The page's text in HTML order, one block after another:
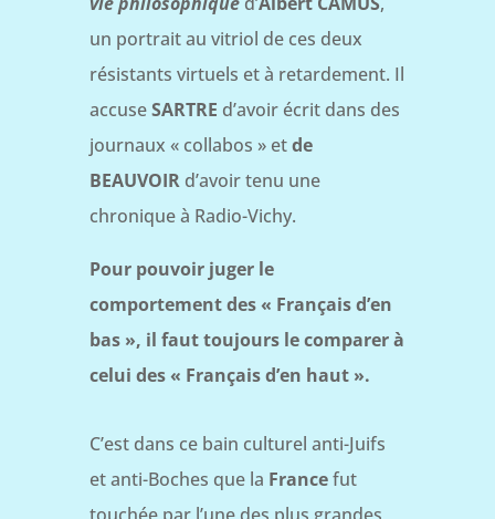
un portrait au vitriol de ces deux
résistants virtuels et à retardement. Il
accuseSARTRE d’avoir écrit dans des
journaux « collabos » etde
BEAUVOIRd’avoir tenu une
chronique à Radio-Vichy.
Pour pouvoir juger le
comportement des « Français d’en
bas », il faut toujours le comparer à
celui des « Français d’en haut ».
C’est dans ce bain culturel anti-Juifs
et anti-Boches que la Francefut